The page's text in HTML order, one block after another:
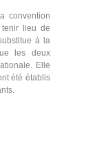
convention
lieu de
à la
les deux
Elle
été établis